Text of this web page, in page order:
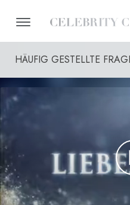
HÄUFIG GESTELLTE